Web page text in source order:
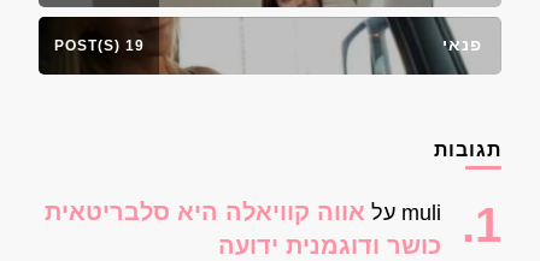
פנאי 19 POST(S)
תגובות
muli על אווה קוויאלה היא סלבריטאית
כושר ודוגמנית ידועה